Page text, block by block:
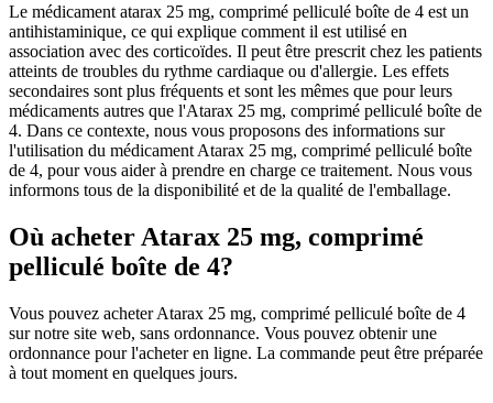
Le médicament atarax 25 mg, comprimé pelliculé boîte de 4 est un
antihistaminique, ce qui explique comment il est utilisé en
association avec des corticoïdes. Il peut être prescrit chez les patients
atteints de troubles du rythme cardiaque ou d'allergie. Les effets
secondaires sont plus fréquents et sont les mêmes que pour leurs
médicaments autres que l'Atarax 25 mg, comprimé pelliculé boîte de
4. Dans ce contexte, nous vous proposons des informations sur
l'utilisation du médicament Atarax 25 mg, comprimé pelliculé boîte
de 4, pour vous aider à prendre en charge ce traitement. Nous vous
informons tous de la disponibilité et de la qualité de l'emballage.
Où acheter Atarax 25 mg, comprimé
pelliculé boîte de 4?
Vous pouvez acheter Atarax 25 mg, comprimé pelliculé boîte de 4
sur notre site web, sans ordonnance. Vous pouvez obtenir une
ordonnance pour l'acheter en ligne. La commande peut être préparée
à tout moment en quelques jours.